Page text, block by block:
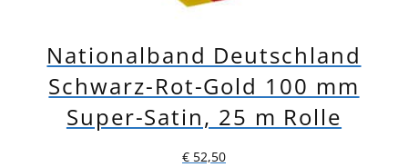
Nationalband Deutschland
Schwarz-Rot-Gold 100 mm
Super-Satin, 25 m Rolle
€ 52,50